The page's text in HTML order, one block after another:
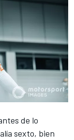
de lo
sexto, bien